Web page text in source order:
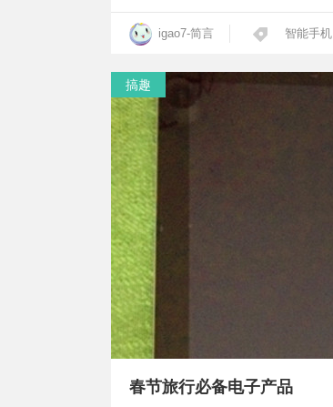
igao7-简言 智能手机
搞趣
春节旅行必备电子产品